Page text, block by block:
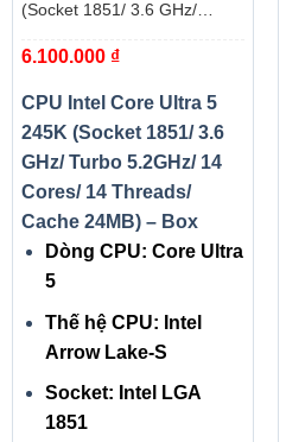
(Socket 1851/ 3.6 GHz/
Threads/ Cache 24MB) – Box
6.100.000 ₫
CPU Intel Core Ultra 5
245K (Socket 1851/ 3.6
GHz/ Turbo 5.2GHz/ 14
Cores/ 14 Threads/
Cache 24MB) – Box
Dòng CPU: Core Ultra
5
Thế hệ CPU: Intel
Arrow Lake-S
Socket: Intel LGA
1851